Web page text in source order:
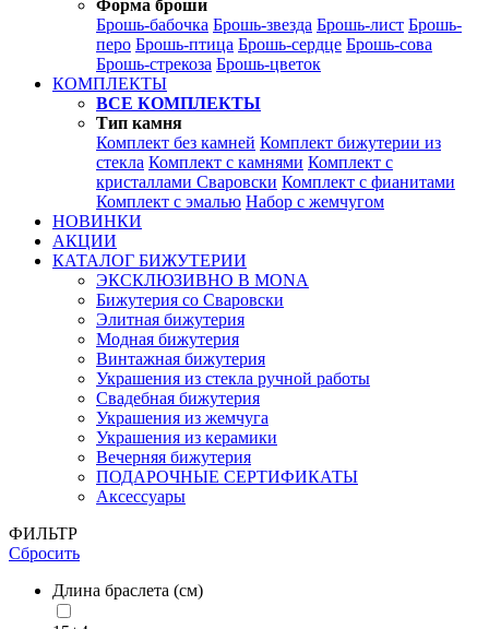
Форма броши
Брошь-бабочка Брошь-звезда Брошь-лист Брошь-
перо Брошь-птица Брошь-сердце Брошь-сова
Брошь-стрекоза Брошь-цветок
КОМПЛЕКТЫ
ВСЕ КОМПЛЕКТЫ
Тип камня
Комплект без камней Комплект бижутерии из
стекла Комплект с камнями Комплект с
кристаллами Сваровски Комплект с фианитами
Комплект с эмалью Набор с жемчугом
НОВИНКИ
АКЦИИ
КАТАЛОГ БИЖУТЕРИИ
ЭКСКЛЮЗИВНО В MONA
Бижутерия со Сваровски
Элитная бижутерия
Модная бижутерия
Винтажная бижутерия
Украшения из стекла ручной работы
Свадебная бижутерия
Украшения из жемчуга
Украшения из керамики
Вечерняя бижутерия
ПОДАРОЧНЫЕ СЕРТИФИКАТЫ
Аксессуары
ФИЛЬТР
Сбросить
Длина браслета (см)